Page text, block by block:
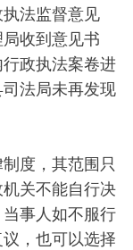
法监督意见
收到意见书
政执法案卷进
法局未再发现
度，其范围只
关不能自行决
事人如不服行
，也可以选择